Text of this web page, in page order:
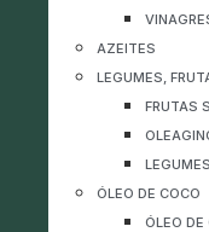
AZEITES
LEGUMES,
FRUTAS
ÓLEO DE COCO
ÓLEO DE